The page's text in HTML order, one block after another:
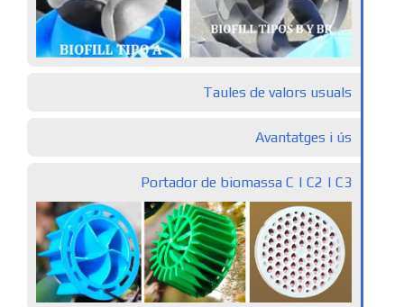
Taules de valors usuals
Avantatges i ús
Portador de biomassa C | C2 | C3